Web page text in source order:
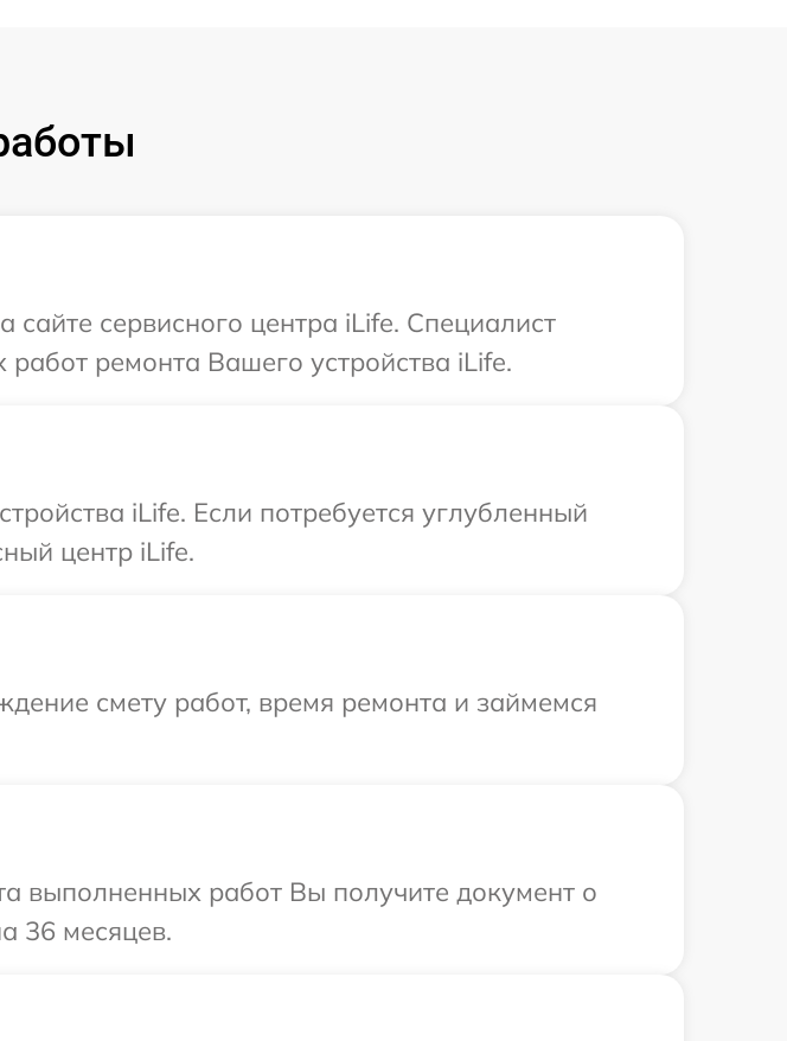
сервисного центра iLife. Специалист
ремонта Вашего устройства iLife.
iLife. Если потребуется углубленный
центр iLife.
смету работ, время ремонта и займемся
выполненных работ Вы получите документ о
36 месяцев.